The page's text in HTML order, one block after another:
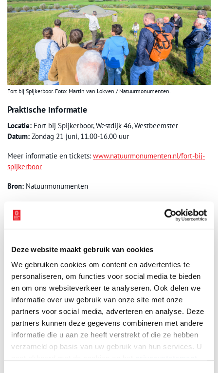
Deze website maakt gebruik van cookies
We gebruiken cookies om content en advertenties te
personaliseren, om functies voor social media te bieden
en om ons websiteverkeer te analyseren. Ook delen we
informatie over uw gebruik van onze site met onze
partners voor social media, adverteren en analyse. Deze
partners kunnen deze gegevens combineren met andere
informatie die u aan ze heeft verstrekt of die ze hebben
verzameld op basis van uw gebruik van hun services. U
Fort bij Spijkerboor. Foto: Martin van Lokven / Natuurmonumenten.
Praktische informatie
Locatie: Fort bij Spijkerboor, Westdijk 46, Westbeemster
Datum: Zondag 21 juni, 11.00-16.00 uur
Meer informatie en tickets: www.natuurmonumenten.nl/fort-bij-
spijkerboor
Bron: Natuurmonumenten
Ontvang de nieuwsbrief
Wilt u op de hoogte blijven van de mooiste verhalen en het
laatste erfgoednieuws? Schrijf u dan nu in voor onze
wekelijkse nieuwsbrief!
Bij inschrijving gaat u akkoord met onsprivacybeleid.